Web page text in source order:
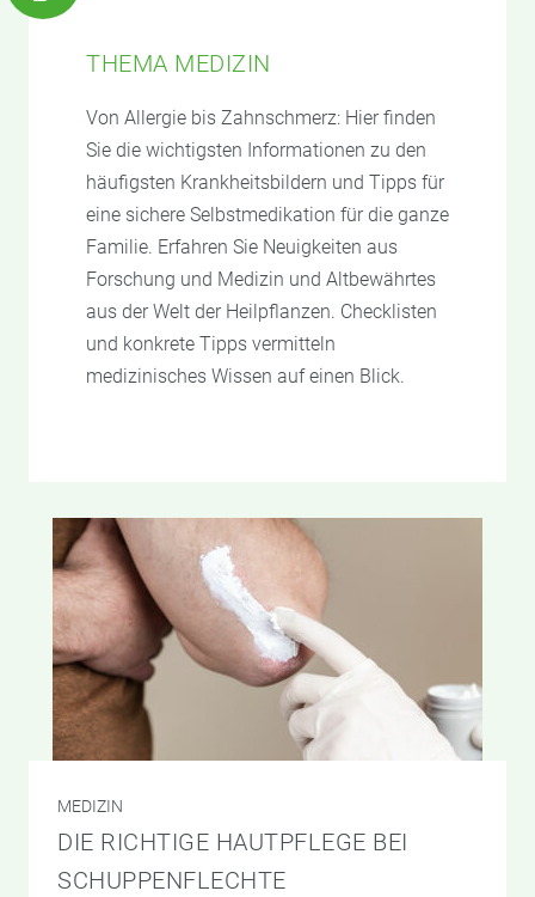
THEMA MEDIZIN
Von Allergie bis Zahnschmerz: Hier finden
Sie die wichtigsten Informationen zu den
häufigsten Krankheitsbildern und Tipps für
eine sichere Selbstmedikation für die ganze
Familie. Erfahren Sie Neuigkeiten aus
Forschung und Medizin und Altbewährtes
aus der Welt der Heilpflanzen. Checklisten
und konkrete Tipps vermitteln
medizinisches Wissen auf einen Blick.
MEDIZIN
DIE RICHTIGE HAUTPFLEGE BEI
SCHUPPENFLECHTE